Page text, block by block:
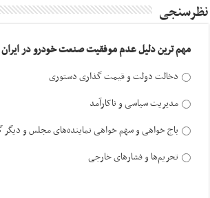
نظرسنجی
مهم ترین دلیل عدم موفقیت صنعت خودرو در
دخالت دولت و قیمت گذاری دستوری
مدیریت سیاسی و ناکارآمد
باج خواهی و سهم خواهی نماینده‌های مجلس و دیگر
تحریم‌ها و فشارهای خارجی